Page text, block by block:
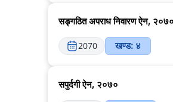
सङ्गठित अपराध निवारण ऐन, २०७०
2070 खण्ड: ४
सपुर्दगी ऐन, २०७०